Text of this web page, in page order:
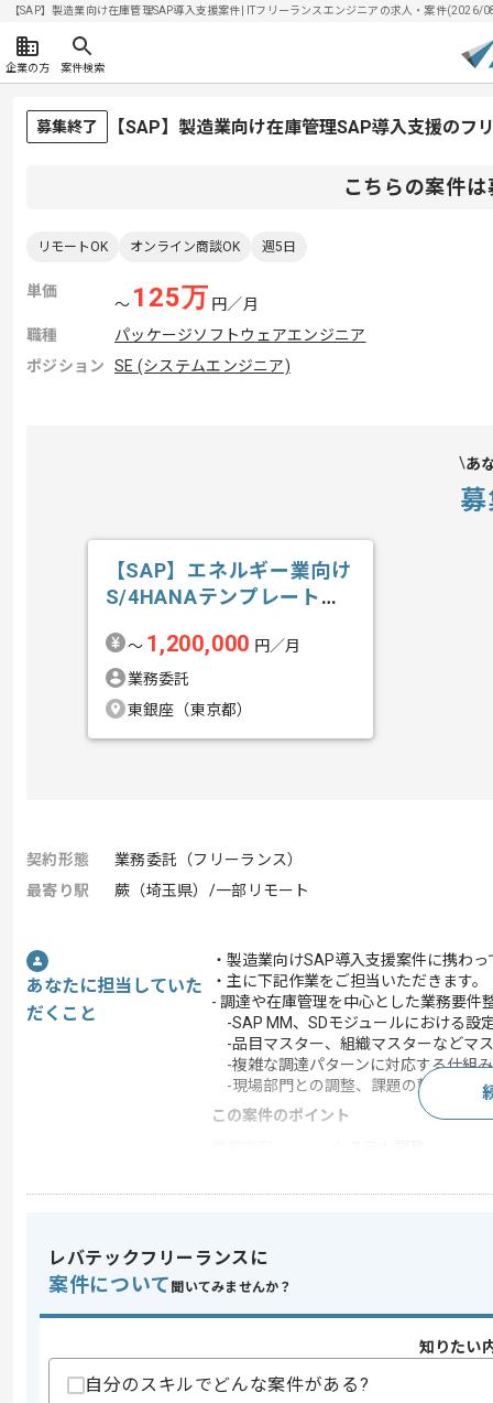
【SAP】製造業向け在庫管理SAP導入支援案件| ITフリーランスエンジニアの求人・案件(2026/
企業の方 案件検索
募集終了 【SAP】製造業向け在庫管理SAP導入支援のフ
こちらの案件
リモートOK オンライン商談OK 週5日
単価
〜 125万 円／月
職種
パッケージソフトウェアエンジニア
ポジション
SE (システムエンジニア)
あ
【SAP】エネルギー業向け
S/4HANAテンプレート導
〜 1,200,000 円／月
業務委託
東銀座（東京都）
契約形態
業務委託（フリーランス）
最寄り駅
蕨（埼玉県）/一部リモート
あなたに担当していた
だくこと
・製造業向けSAP導入支援案件に携わ
・主に下記作業をご担当いただきます。
- 調達や在庫管理を中心とした業務要
-SAP MM、SDモジュールにおける設
-品目マスター、組織マスターなどマ
-複雑な調達パターンに対応する仕組
-現場部門との調整、課題の整理およ
この案件のポイント
スキル
求めるスキル
・SAP MMモジュールの設定運用や要件
・SAP SDモジュールの知見
・SAPの標準機能(SD/MMもしくはFI)
・SAPでのソリューション提案やワー
・製造業における物流や調達作業の知見
レバテックフリーランスに
案件について 聞いてみませんか？
知りたい
自分のスキルでどんな案件がある?